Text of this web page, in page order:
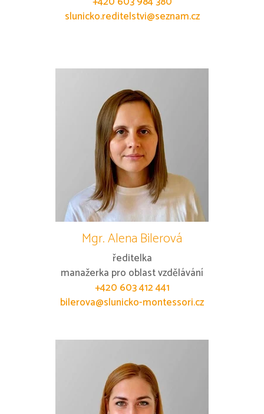
slunicko.reditelstvi@seznam.cz
Mgr. Alena Bilerová
ředitelka
manažerka pro oblast vzdělávání
+420 603 412 441
bilerova@slunicko-montessori.cz